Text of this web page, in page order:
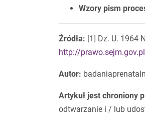
Wzory pism
Źródła: [1] Dz. U. 1964
http://
Autor:
Artykuł jest chroniony
odtwarzanie i / lub